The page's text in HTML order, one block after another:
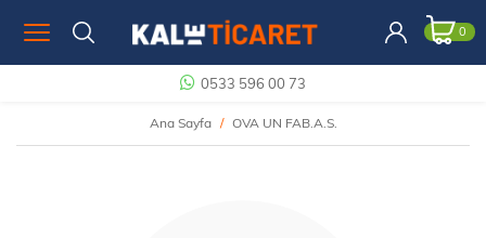
0
0533 596 00 73
Ana Sayfa OVA UN FAB.A.S.